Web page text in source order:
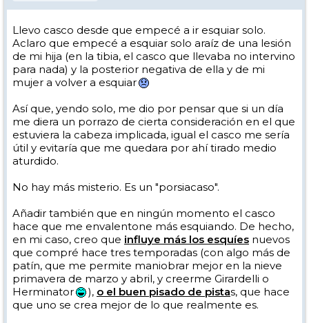
Llevo casco desde que empecé a ir esquiar solo.
Aclaro que empecé a esquiar solo araíz de una lesión
de mi hija (en la tibia, el casco que llevaba no intervino
para nada) y la posterior negativa de ella y de mi
mujer a volver a esquiar
Así que, yendo solo, me dio por pensar que si un día
me diera un porrazo de cierta consideración en el que
estuviera la cabeza implicada, igual el casco me sería
útil y evitaría que me quedara por ahí tirado medio
aturdido.
No hay más misterio. Es un "porsiacaso".
Añadir también que en ningún momento el casco
hace que me envalentone más esquiando. De hecho,
en mi caso, creo que influye más los esquíes nuevos
que compré hace tres temporadas (con algo más de
patín, que me permite maniobrar mejor en la nieve
primavera de marzo y abril, y creerme Girardelli o
Herminator
), o el buen pisado de pistas, que hace
que uno se crea mejor de lo que realmente es.